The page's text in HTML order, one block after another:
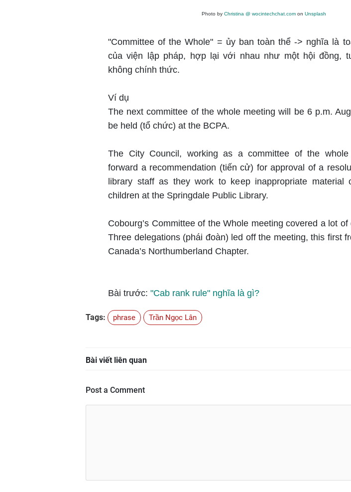
Photo by Christina @ wocintechchat.com on Unsplash
"Committee of the Whole" = ủy ban toàn thể -> nghĩa là
của viện lập pháp, hợp lại với nhau như một hội đồng,
không chính thức.
Ví dụ
The next committee of the whole meeting will be 6 p.m.
be held (tổ chức) at the BCPA.
The City Council, working as a committee of the whole
forward a recommendation (tiến cử) for approval of a
library staff as they work to keep inappropriate material
children at the Springdale Public Library.
Cobourg’s Committee of the Whole meeting covered a lot
Three delegations (phái đoàn) led off the meeting, this first
Canada’s Northumberland Chapter.
Bài trước: "Cab rank rule" nghĩa là gì?
Tags: phrase Trần Ngọc Lân
Bài viết liên quan
Post a Comment